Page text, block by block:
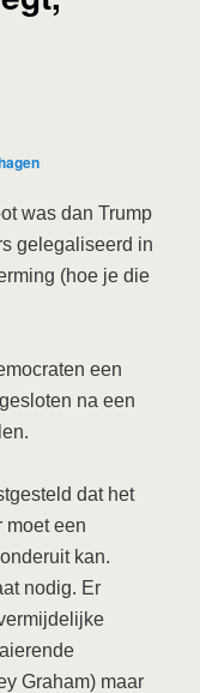
was dan Trump
gelegaliseerd in
(hoe je die
een
na een
dat het
moet een
kan.
nodig. Er
Graham) maar